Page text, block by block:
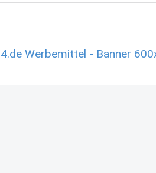
Werbemittel - Banner